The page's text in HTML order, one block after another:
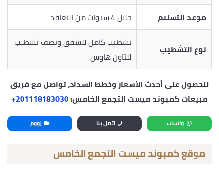
موعد التسليم
خلال 4 سنوات من التعاقد
نوع التشطيب
تشطيب كامل للشقق ونصف تشطيب
للتاون هاوس
للحصول على أحدث الأسعار وخطط السداد، تواصل مع فريق
مبيعات كمبوند ميست التجمع الخامس:‎+201118183030
واتساب اتصل بنا زووم
موقع كمبوند ميست التجمع الخامس